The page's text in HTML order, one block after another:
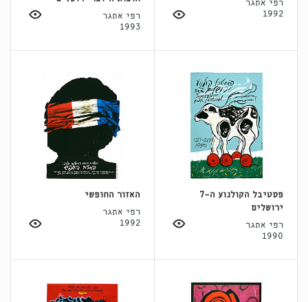
רפי אתגר
1992
רפי אתגר
1993
פסטיבל הקולנוע ה-7
ירושלים
רפי אתגר
1990
האזור החופשי
רפי אתגר
1992